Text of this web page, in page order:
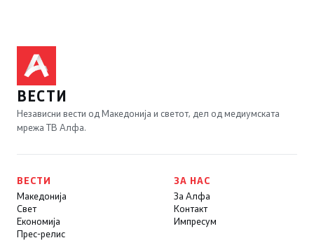
ВЕСТИ
Независни вести од Македонија и светот, дел од медиумската
мрежа ТВ Алфа.
ВЕСТИ
Македонија
Свет
Економија
Прес-релис
ЗА НАС
За Алфа
Контакт
Импресум